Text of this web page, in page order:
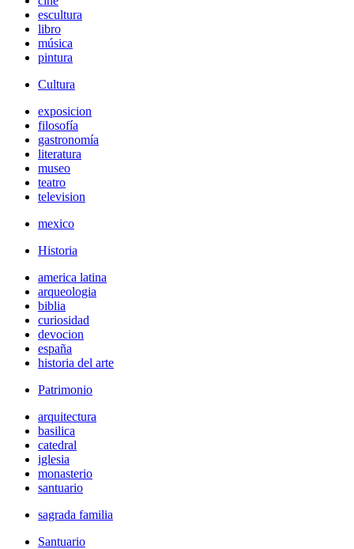
escultura
libro
música
pintura
Cultura
exposicion
filosofía
gastronomía
literatura
museo
teatro
television
mexico
Historia
america latina
arqueologia
biblia
curiosidad
devocion
españa
historia del arte
Patrimonio
arquitectura
basilica
catedral
iglesia
monasterio
santuario
sagrada familia
Santuario